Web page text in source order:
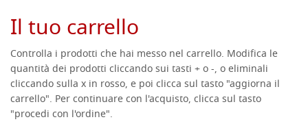
Il tuo carrello
Controlla i prodotti che hai messo nel carrello. Modifica le
quantità dei prodotti cliccando sui tasti + o -, o eliminali
cliccando sulla x in rosso, e poi clicca sul tasto "aggiorna il
carrello". Per continuare con l'acquisto, clicca sul tasto
"procedi con l'ordine".